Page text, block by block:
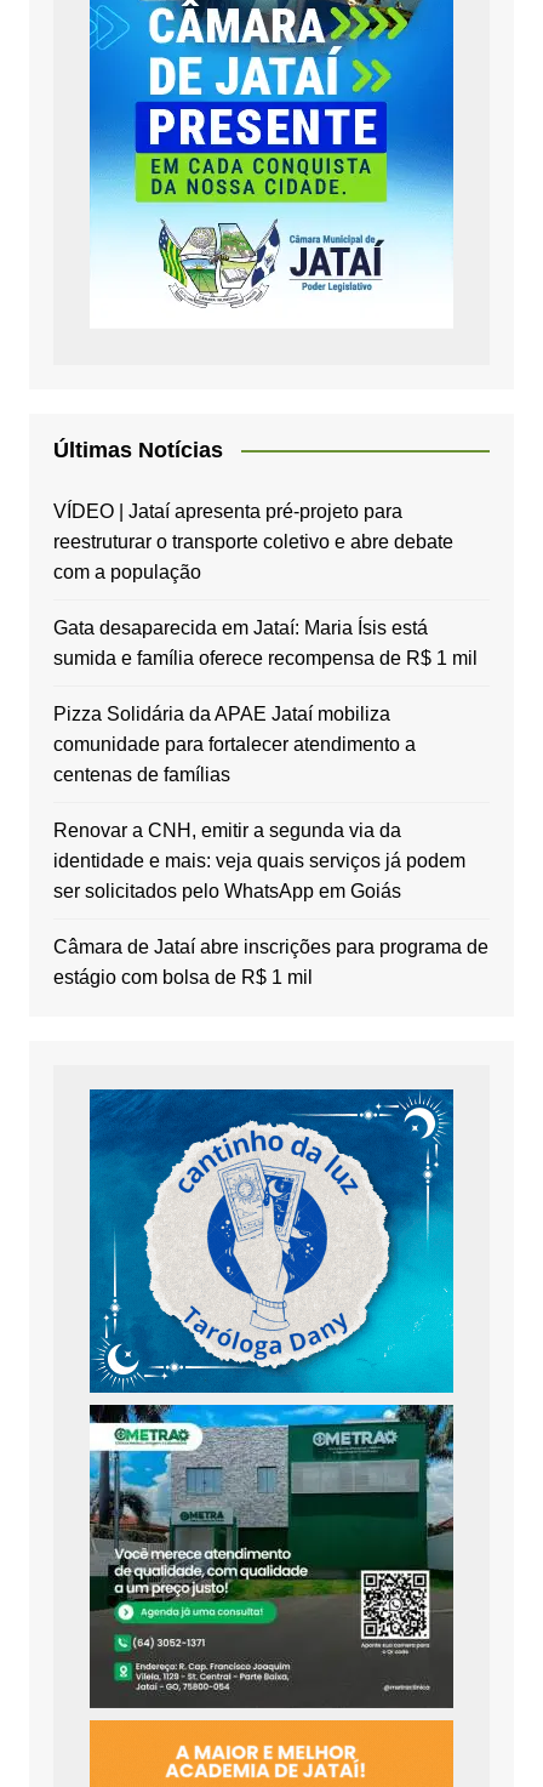
Últimas Notícias
VÍDEO | Jataí apresenta pré-projeto para
reestruturar o transporte coletivo e abre debate
com a população
Gata desaparecida em Jataí: Maria Ísis está
sumida e família oferece recompensa de R$ 1 mil
Pizza Solidária da APAE Jataí mobiliza
comunidade para fortalecer atendimento a
centenas de famílias
Renovar a CNH, emitir a segunda via da
identidade e mais: veja quais serviços já podem
ser solicitados pelo WhatsApp em Goiás
Câmara de Jataí abre inscrições para programa de
estágio com bolsa de R$ 1 mil